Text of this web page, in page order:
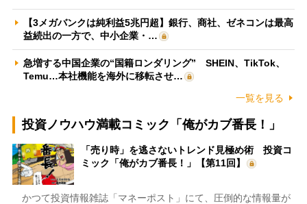
【3メガバンクは純利益5兆円超】銀行、商社、ゼネコンは最高
益続出の一方で、中小企業・…
急増する中国企業の“国籍ロンダリング” SHEIN、TikTok、
Temu…本社機能を海外に移転させ…
一覧を見る
投資ノウハウ満載コミック「俺がカブ番長！」
「売り時」を逃さないトレンド見極め術 投資コ
ミック「俺がカブ番長！」【第11回】
かつて投資情報雑誌「マネーポスト」にて、圧倒的な情報量が